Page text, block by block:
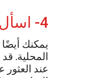
4- اسأل السكان المحليين
يمكنك
المحلية.
عند